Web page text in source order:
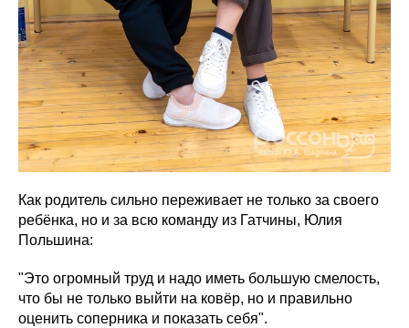
Как родитель сильно переживает не только за своего
ребёнка, но и за всю команду из Гатчины, Юлия
Польшина:
"Это огромный труд и надо иметь большую смелость,
что бы не только выйти на ковёр, но и правильно
оценить соперника и показать себя".